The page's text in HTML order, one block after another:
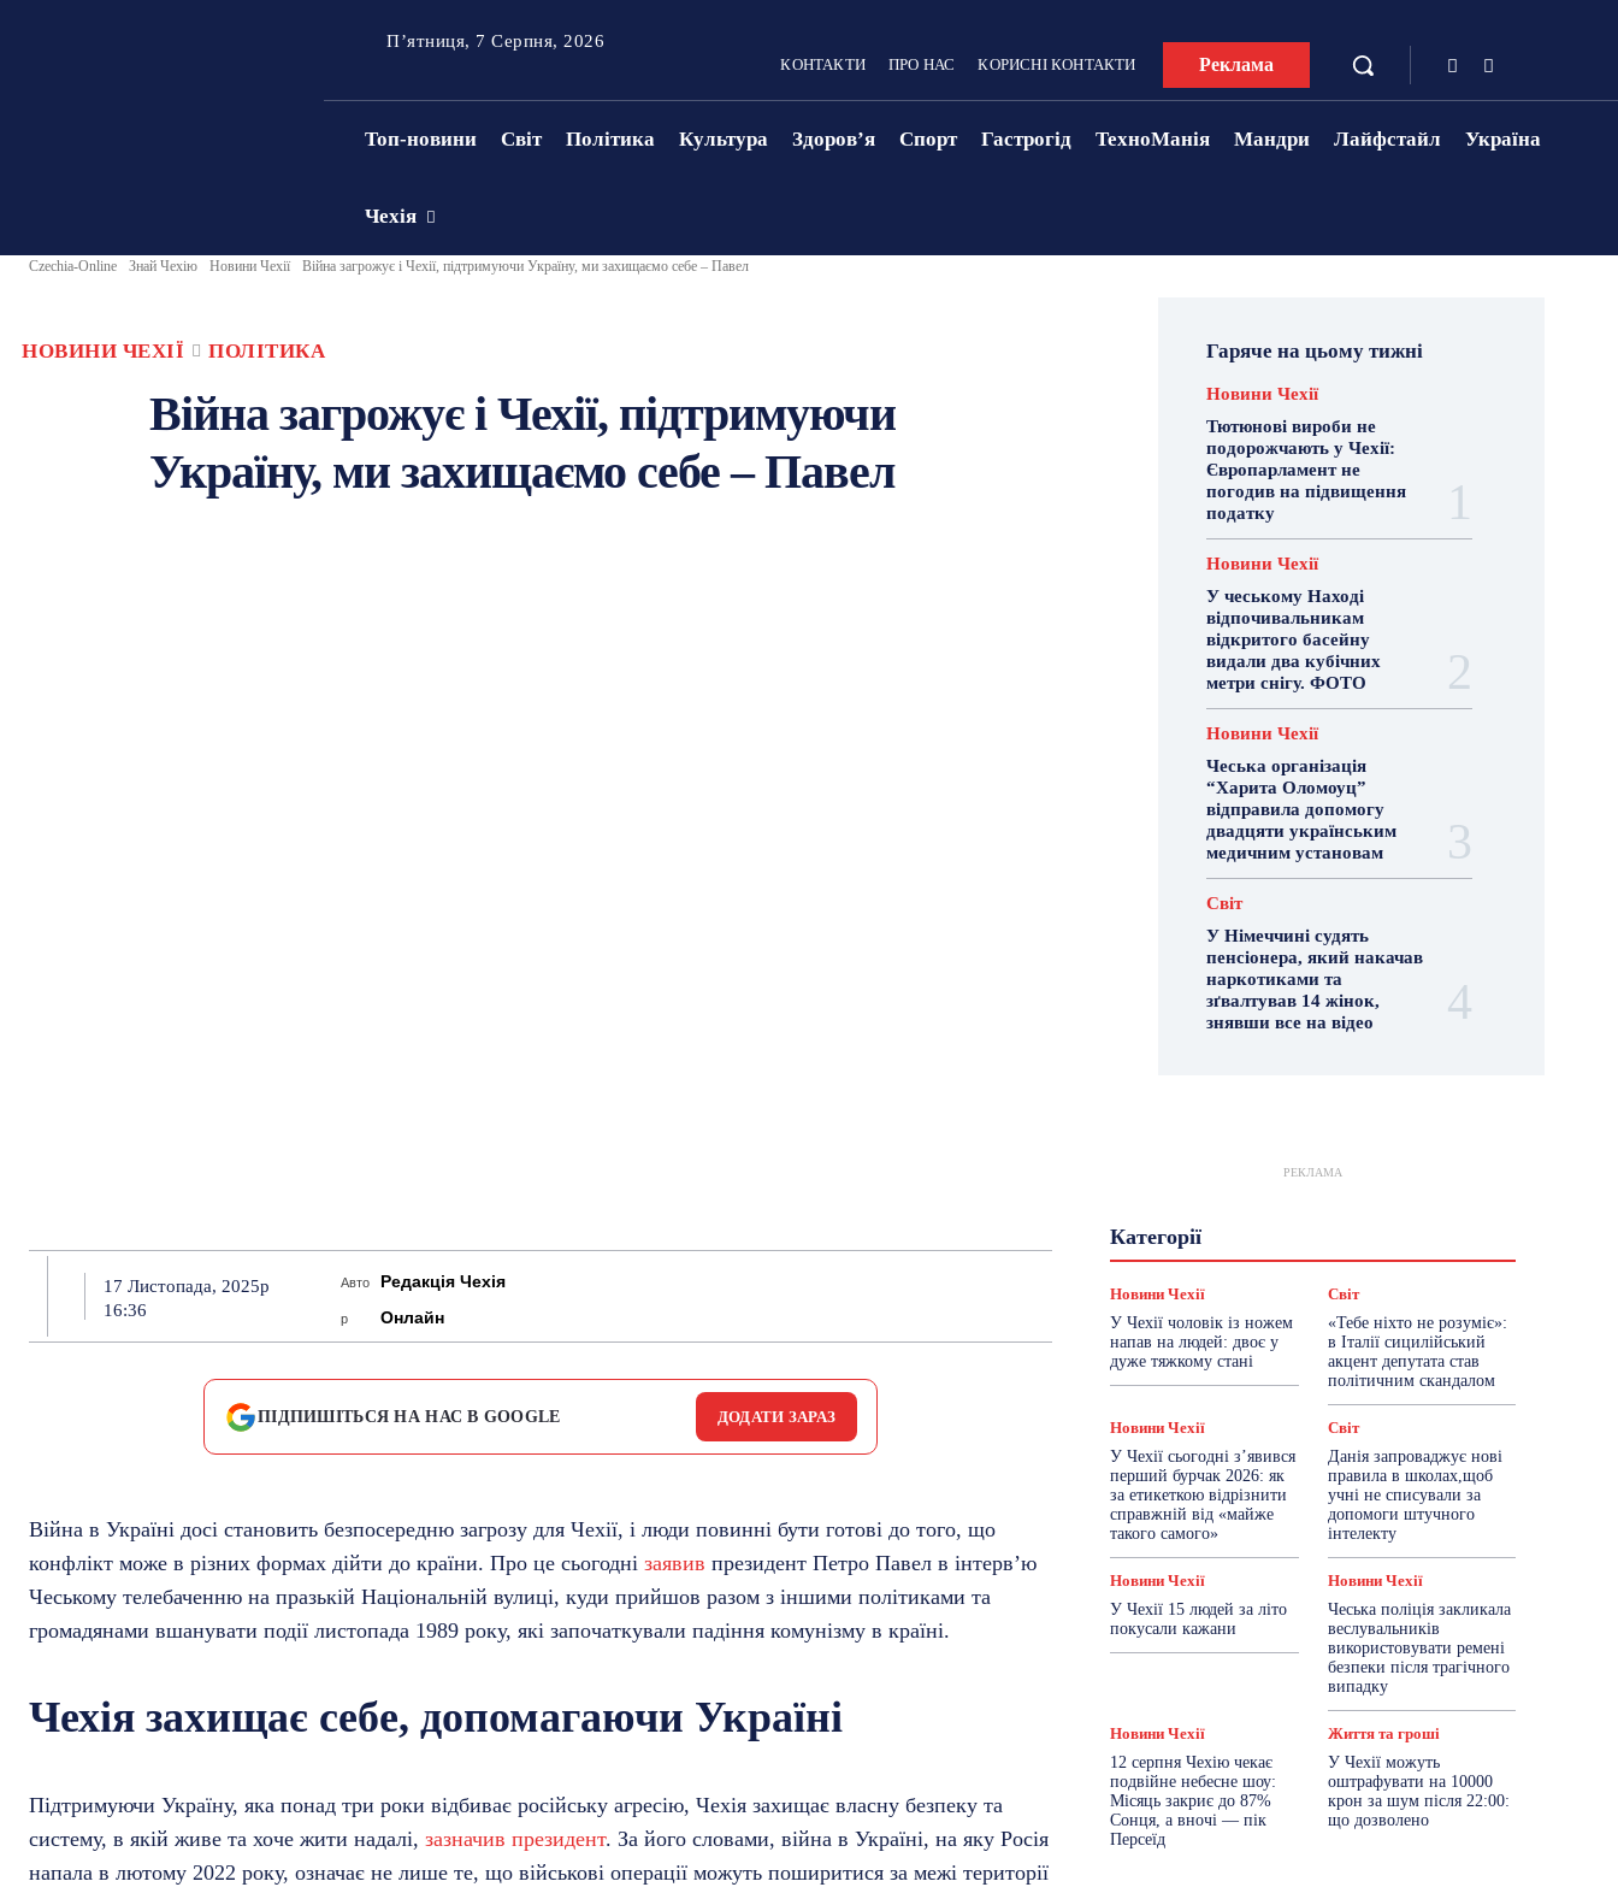
П’ятниця, 7 Серпня, 2026
КОНТАКТИ ПРО НАС КОРИСНІ КОНТАКТИ Реклама
Топ-новини Світ Політика Культура Здоровʼя Спорт Гастрогід ТехноМанія Мандри Лайфстайл Україна
Чехія
Czechia-Online Знай Чехію Новини Чехії Війна загрожує і Чехії, підтримуючи Україну, ми захищаємо себе – Павел
НОВИНИ ЧЕХІЇ ПОЛІТИКА
Війна загрожує і Чехії, підтримуючи
Україну, ми захищаємо себе – Павел
17 Листопада, 2025р
16:36
Авто
р
Редакція Чехія
Онлайн
ПІДПИШІТЬСЯ НА НАС В GOOGLE ДОДАТИ ЗАРАЗ
Війна в Україні досі становить безпосередню загрозу для Чехії, і люди повинні бути готові до того, що
конфлікт може в різних формах дійти до країни. Про це сьогодні заявив президент Петро Павел в інтерв’ю
Чеському телебаченню на празькій Національній вулиці, куди прийшов разом з іншими політиками та
громадянами вшанувати події листопада 1989 року, які започаткували падіння комунізму в країні.
Чехія захищає себе, допомагаючи Україні
Підтримуючи Україну, яка понад три роки відбиває російську агресію, Чехія захищає власну безпеку та
систему, в якій живе та хоче жити надалі, зазначив президент. За його словами, війна в Україні, на яку Росія
напала в лютому 2022 року, означає не лише те, що військові операції можуть поширитися за межі території
Гаряче на цьому тижні
Новини Чехії
Тютюнові вироби не
подорожчають у Чехії:
Європарламент не
погодив на підвищення
податку
Новини Чехії
У чеському Наході
відпочивальникам
відкритого басейну
видали два кубічних
метри снігу. ФОТО
Новини Чехії
Чеська організація
“Харита Оломоуц”
відправила допомогу
двадцяти українським
медичним установам
Світ
У Німеччині судять
пенсіонера, який накачав
наркотиками та
зґвалтував 14 жінок,
знявши все на відео
РЕКЛАМА
КатегоріїГастрогід
Знай Чехію
Новини України
Новини Чехії
Політика
Робота
Сад та город
Світ
Спорт ТехноМанія
Топ-новини
Фоторепортаж
Більше
Новини Чехії
У Чехії чоловік із ножем
напав на людей: двоє у
дуже тяжкому стані
Світ
«Тебе ніхто не розуміє»:
в Італії сицилійський
акцент депутата став
політичним скандалом
Новини Чехії
У Чехії сьогодні з’явився
перший бурчак 2026: як
за етикеткою відрізнити
справжній від «майже
такого самого»
Світ
Данія запроваджує нові
правила в школах,щоб
учні не списували за
допомоги штучного
інтелекту
Новини Чехії
У Чехії 15 людей за літо
покусали кажани
Новини Чехії
Чеська поліція закликала
веслувальників
використовувати ремені
безпеки після трагічного
випадку
Новини Чехії
12 серпня Чехію чекає
подвійне небесне шоу:
Місяць закриє до 87%
Сонця, а вночі — пік
Персеїд
Життя та гроші
У Чехії можуть
оштрафувати на 10000
крон за шум після 22:00:
що дозволено